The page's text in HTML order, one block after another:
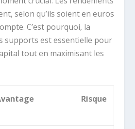
selon qu’ils soient en euros
C’est pourquoi, la
supports est essentielle pour
tout en maximisant les
Risque